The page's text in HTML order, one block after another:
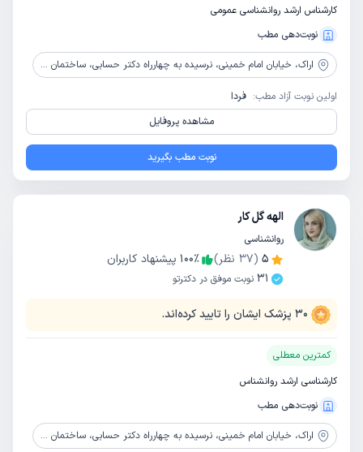
کارشناس ارشد روانشناسی عمومی
نوبت‌دهی مطب
اراک، خیابان امام خمینی، نرسیده به چهارراه دکتر حسابی، ساختمان پزشکان مهر، طبقه دوم، مرکز مشاوره شاداب نو
اولین نوبت آزاد مطب: فردا
مشاهده پروفایل
نوبت مطب بگیرید
الهه گل کار
روانشناسی
5
(
37 نظر) 100٪
پیشنهاد کاربران
31 نوبت موفق در دکترتو
30 پزشک ایشان را تایید کرده‌اند.
کمترین معطلی
کارشناسی ارشد روانشناس
نوبت‌دهی مطب
اراک، خیابان امام خمینی، نرسیده به چهارراه دکتر حسابی، ساختمان پزشکان مهر، طبقه دوم، مرکز مشاوره شاداب نو